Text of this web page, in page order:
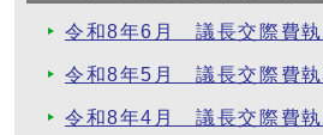
令和8年6月 議長交際費執
令和8年5月 議長交際費執
令和8年4月 議長交際費執